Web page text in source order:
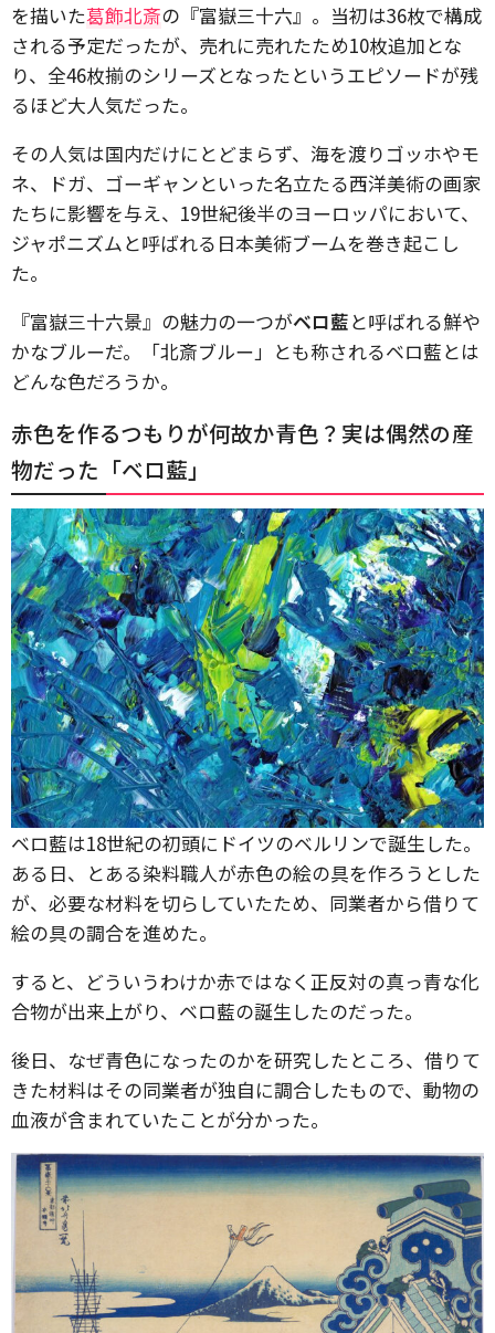
を描いた葛飾北斎の『富嶽三十六』。当初は36枚で構成
される予定だったが、売れに売れたため10枚追加とな
り、全46枚揃のシリーズとなったというエピソードが残
るほど大人気だった。
その人気は国内だけにとどまらず、海を渡りゴッホやモ
ネ、ドガ、ゴーギャンといった名立たる西洋美術の画家
たちに影響を与え、19世紀後半のヨーロッパにおいて、
ジャポニズムと呼ばれる日本美術ブームを巻き起こし
た。
『富嶽三十六景』の魅力の一つがベロ藍と呼ばれる鮮や
かなブルーだ。「北斎ブルー」とも称されるベロ藍とは
どんな色だろうか。
赤色を作るつもりが何故か青色？実は偶然の産
物だった「ベロ藍」
ベロ藍は18世紀の初頭にドイツのベルリンで誕生した。
ある日、とある染料職人が赤色の絵の具を作ろうとした
が、必要な材料を切らしていたため、同業者から借りて
絵の具の調合を進めた。
すると、どういうわけか赤ではなく正反対の真っ青な化
合物が出来上がり、ベロ藍の誕生したのだった。
後日、なぜ青色になったのかを研究したところ、借りて
きた材料はその同業者が独自に調合したもので、動物の
血液が含まれていたことが分かった。